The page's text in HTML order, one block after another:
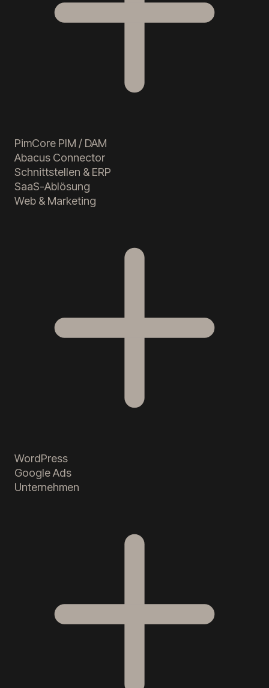
PimCore PIM / DAM
Abacus Connector
Schnittstellen & ERP
SaaS-Ablösung
Web & Marketing
WordPress
Google Ads
Unternehmen